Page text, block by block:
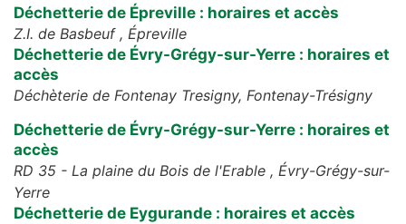
Déchetterie de Épreville : horaires et accès
Z.I. de Basbeuf , Épreville
Déchetterie de Évry-Grégy-sur-Yerre : horaires et
accès
Déchèterie de Fontenay Tresigny, Fontenay-Trésigny
Déchetterie de Évry-Grégy-sur-Yerre : horaires et
accès
RD 35 - La plaine du Bois de l'Erable , Évry-Grégy-sur-
Yerre
Déchetterie de Eygurande : horaires et accès